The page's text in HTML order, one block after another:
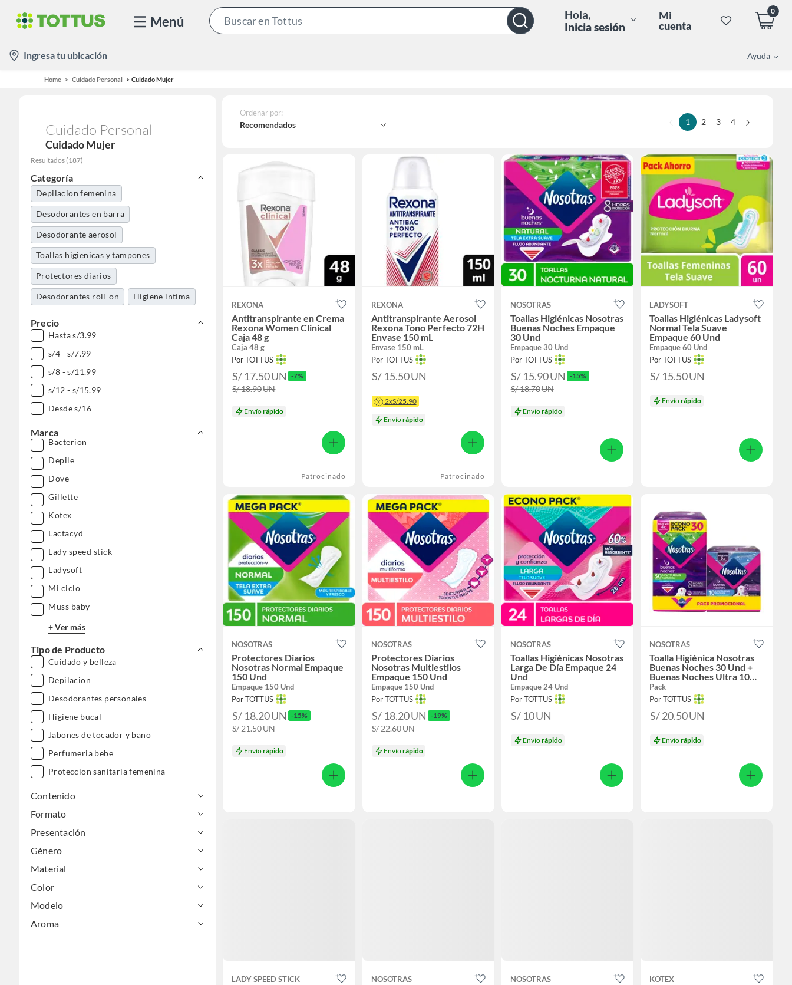
Menú
Bar
Hola,
Inicia sesión
Mi
cuenta
0
location-
icon
Ingresa tu ubicación Ayuda
Home Cuidado Personal Cuidado Mujer
Cuidado Personal
Cuidado Mujer
Resultados (187)
Categoría
Depilacion femenina
Desodorantes en barra
Desodorante aerosol
Toallas higienicas y tampones
Protectores diarios
Desodorantes roll-on Higiene intima
Precio
Hasta s/3.99
s/4 - s/7.99
s/8 - s/11.99
s/12 - s/15.99
Desde s/16
Marca
Bacterion
Depile
Dove
Gillette
Kotex
Lactacyd
Lady speed stick
Ladysoft
Mi ciclo
Muss baby
+ Ver más
Tipo de Producto
Cuidado y belleza
Depilacion
Desodorantes personales
Higiene bucal
Jabones de tocador y bano
Perfumeria bebe
Proteccion sanitaria femenina
Contenido
Formato
Presentación
Género
Material
Color
Modelo
Aroma
Ordenar por:
Recomendados 1 2 3 4
REXONA
Antitranspirante en Crema
Rexona Women Clinical
Caja 48 g
Caja 48 g
Por TOTTUS
S/ 17.50UN -7%
S/ 18.90UN
Envíorápido
Patrocinado
REXONA
Antitranspirante Aerosol
Rexona Tono Perfecto 72H
Envase 150 mL
Envase 150 mL
Por TOTTUS
S/ 15.50UN
2xS/25.90
Envíorápido
Patrocinado
NOSOTRAS
Toallas Higiénicas Nosotras
Buenas Noches Empaque
30 Und
Empaque 30 Und
Por TOTTUS
S/ 15.90UN -15%
S/ 18.70UN
Envíorápido
LADYSOFT
Toallas Higiénicas Ladysoft
Normal Tela Suave
Empaque 60 Und
Empaque 60 Und
Por TOTTUS
S/ 15.50UN
Envíorápido
NOSOTRAS
Protectores Diarios
Nosotras Normal Empaque
150 Und
Empaque 150 Und
Por TOTTUS
S/ 18.20UN -15%
S/ 21.50UN
Envíorápido
NOSOTRAS
Protectores Diarios
Nosotras Multiestilos
Empaque 150 Und
Empaque 150 Und
Por TOTTUS
S/ 18.20UN -19%
S/ 22.60UN
Envíorápido
NOSOTRAS
Toallas Higiénicas Nosotras
Larga De Día Empaque 24
Und
Empaque 24 Und
Por TOTTUS
S/ 10UN
Envíorápido
NOSOTRAS
Toalla Higiénica Nosotras
Buenas Noches 30 Und +
Buenas Noches Ultra 10
Und
Pack
Por TOTTUS
S/ 20.50UN
Envíorápido
LADY SPEED STICK NOSOTRAS NOSOTRAS KOTEX